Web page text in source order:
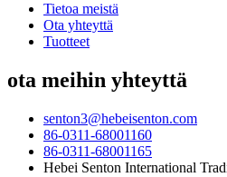
Tietoa meistä
Ota yhteyttä
Tuotteet
ota meihin yhteyttä
senton3@hebeisenton.com
86-0311-68001160
86-0311-68001165
Hebei Senton International